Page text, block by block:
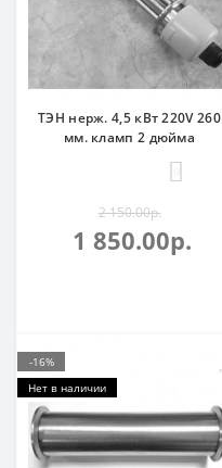
ТЭН нерж. 4,5 кВт 220V 260
мм. кламп 2 дюйма
2 150.00р.
1 850.00р.
-16%
Нет в наличии